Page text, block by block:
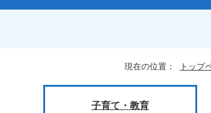
現在の位置： トップ
子育て・教育